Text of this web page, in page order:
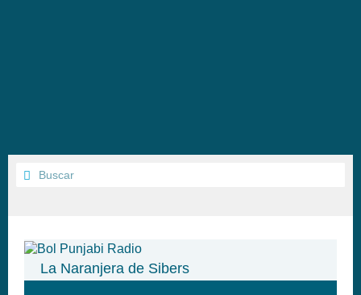
La Naranjera de Sibers